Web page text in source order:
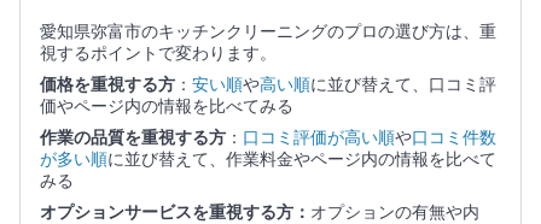
愛知県弥富市のキッチンクリーニングのプロの選び方は、重
視するポイントで変わります。
価格を重視する方 ： 安い順や高い順に並び替えて、口コミ評
価やページ内の情報を比べてみる
作業の品質を重視する方 ： 口コミ評価が高い順や口コミ件数
が多い順に並び替えて、作業料金やページ内の情報を比べて
みる
オプションサービスを重視する方： オプションの有無や内